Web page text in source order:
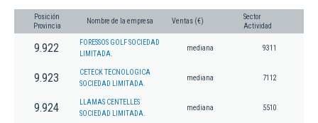
Posición
Provincia
Nombre de la empresa Ventas (€)
Sector
Actividad
9.922
FORESSOS GOLF SOCIEDAD
LIMITADA.
mediana 9311
9.923
CETECK TECNOLOGICA
SOCIEDAD LIMITADA.
mediana 7112
9.924
LLAMAS CENTELLES
SOCIEDAD LIMITADA.
mediana 5510